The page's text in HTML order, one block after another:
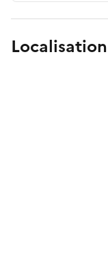
Localisation